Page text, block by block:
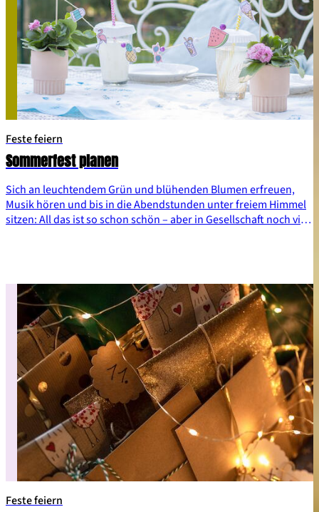
Feste feiern
Sommerfest planen
Sich an leuchtendem Grün und blühenden Blumen erfreuen,
Musik hören und bis in die Abendstunden unter freiem Himmel
sitzen: All das ist so schon schön – aber in Gesellschaft noch viel
Feste feiern